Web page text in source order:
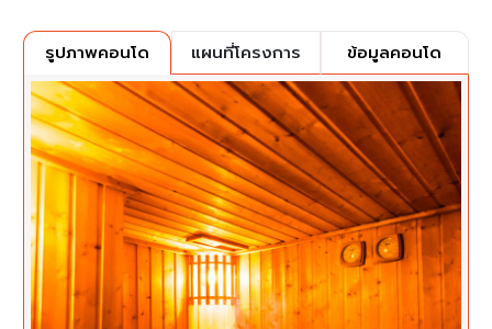
รูปภาพคอนโด แผนที่โครงการ ข้อมูลคอนโด